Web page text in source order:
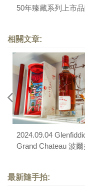
50年臻藏系列上市
相關文章:
2024.09.04
Grand Chateau 波爾
最新隨手拍: